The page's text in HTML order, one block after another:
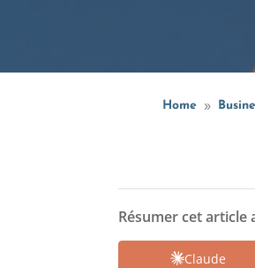
Home 9
Résumer cet article
Claude